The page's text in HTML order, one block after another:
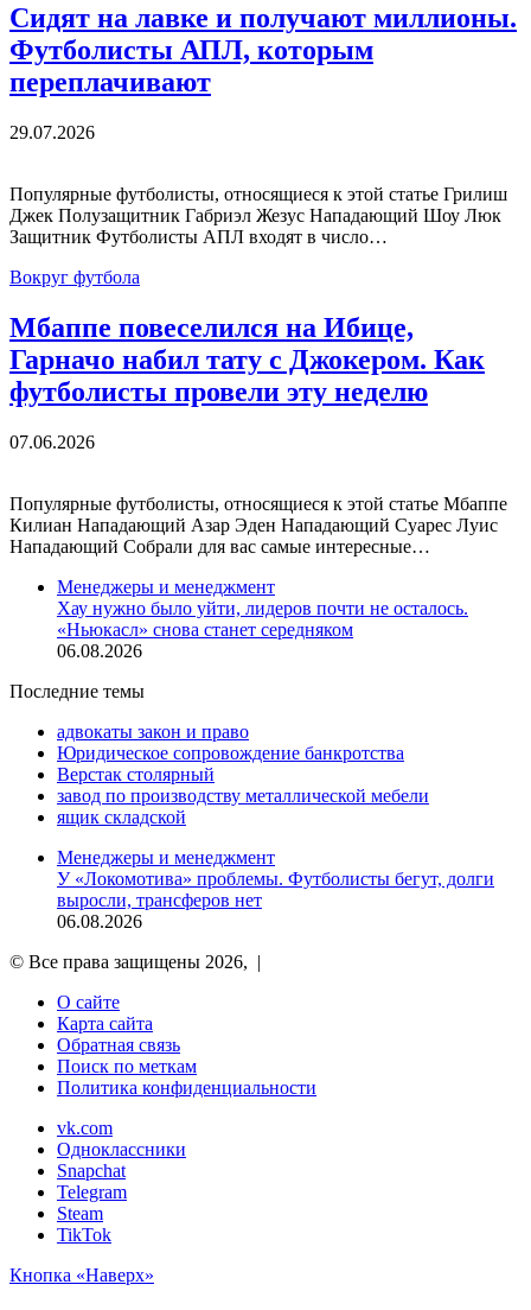
Сидят на лавке и получают миллионы.
Футболисты АПЛ, которым
переплачивают
29.07.2026
Популярные футболисты, относящиеся к этой статье Грилиш
Джек Полузащитник Габриэл Жезус Нападающий Шоу Люк
Защитник Футболисты АПЛ входят в число…
Вокруг футбола
Мбаппе повеселился на Ибице,
Гарначо набил тату с Джокером. Как
футболисты провели эту неделю
07.06.2026
Популярные футболисты, относящиеся к этой статье Мбаппе
Килиан Нападающий Азар Эден Нападающий Суарес Луис
Нападающий Собрали для вас самые интересные…
Менеджеры и менеджмент
Хау нужно было уйти, лидеров почти не осталось.
«Ньюкасл» снова станет середняком
06.08.2026
Последние темы
адвокаты закон и право
Юридическое сопровождение банкротства
Верстак столярный
завод по производству металлической мебели
ящик складской
Менеджеры и менеджмент
У «Локомотива» проблемы. Футболисты бегут, долги
выросли, трансферов нет
06.08.2026
© Все права защищены 2026, |
О сайте
Карта сайта
Обратная связь
Поиск по меткам
Политика конфиденциальности
vk.com
Одноклассники
Snapchat
Telegram
Steam
TikTok
Кнопка «Наверх»